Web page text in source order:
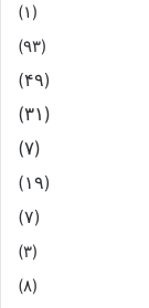
(۱)
(۹۳)
(۴۹)
(۳۱)
(۷)
(۱۹)
(۷)
(۳)
(۸)